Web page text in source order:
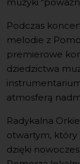
Podczas
melodie z
premierowe
dziedzictwa
atmosferą
Radykalna
otwartym, który
dzięki